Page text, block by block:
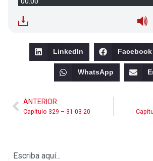
LinkedIn Facebook
WhatsApp
ANTERIOR
Capítulo 329 – 31-03-20